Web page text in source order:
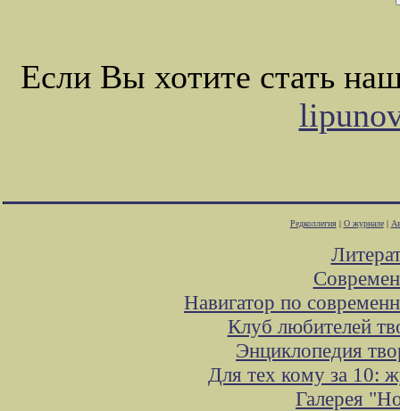
Если Вы хотите стать
Редколлегия| О журнале|
Навигатор по
Клуб любителей
Энциклопедия
Для тех кому за 10:
Галерея